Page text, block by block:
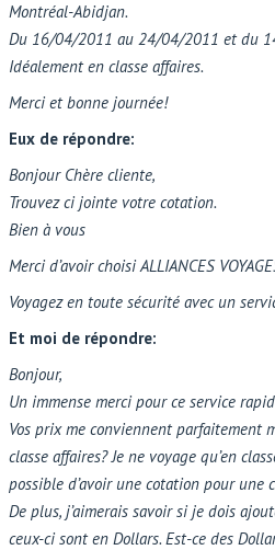
Montréal-Abidjan.
Du 16/04/2011 au 24/04/2011 et du
Idéalement en classe affaires.
Merci et bonne journée!
Eux de répondre:
Bonjour Chère cliente,
Trouvez ci jointe votre cotation.
Bien à vous
Merci d’avoir choisi ALLIANCES
Voyagez en toute sécurité avec un
Et moi de répondre:
Bonjour,
Un immense merci pour ce service
Vos prix me conviennent parfaitement
classe affaires? Je ne voyage qu’en
possible d’avoir une cotation pour une
De plus, j’aimerais savoir si je dois
ceux-ci sont en Dollars. Est-ce des